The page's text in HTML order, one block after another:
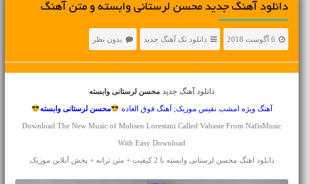
دانلود آهنگ جديد محسن لرستانی وابسته و متن آهنگ
6 آگوست 2018 دانلود تک آهنگ جدید بدون نظر
دانلود آهنگ جدید محسن لرستانی وابسته
آهنگ ویژه امشب نفیس موزیک; آهنگ فوق العاده محسن لرستانی وابسته
Download The New Music of Mohsen Lorestani Called Vabaste From NafisMusic
With Easy Download
دانلود اهنگ محسن لرستانی وابسته با 2 کیفیت + متن ترانه + پخش آنلاین موزیک